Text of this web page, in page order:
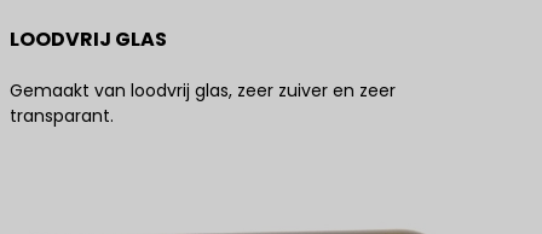
LOODVRIJ GLAS
Gemaakt van loodvrij glas, zeer zuiver en zeer
transparant.